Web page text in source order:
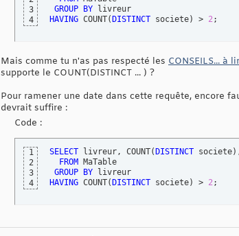
3
4
GROUP
BY
HAVING COUNT( DISTINCT societe) > 2;
Mais comme tu n'as pas respecté les CONSEILS... à
supporte le COUNT(DISTINCT ... ) ?
Pour ramener une date dans cette requête, encore
devrait suffire :
Code :
1
2
3
4
SELECT livreur, COUNT( DISTINCT societe)
FROM MaTable
GROUP
BY
HAVING COUNT( DISTINCT societe) > 2;